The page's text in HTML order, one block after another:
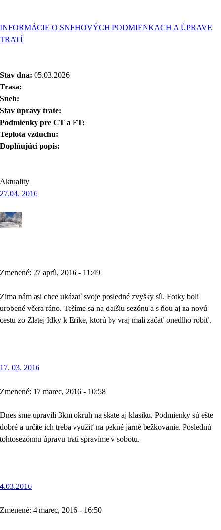
INFORMÁCIE O SNEHOVÝCH PODMIENKACH A ÚPRAVE
TRATÍ
Stav dna: 05.03.2026
Trasa:
Sneh:
Stav úpravy trate:
Podmienky pre CT a FT:
Teplota vzduchu:
Doplňujúci popis:
Aktuality
27.04. 2016
Zmenené: 27 apríl, 2016 - 11:49
Zima nám asi chce ukázať svoje posledné zvyšky síl. Fotky boli
urobené včera ráno. Tešíme sa na ďalšiu sezónu a s ňou aj na novú
cestu zo Zlatej Idky k Erike, ktorú by vraj mali začať onedlho robiť.
17. 03. 2016
Zmenené: 17 marec, 2016 - 10:58
Dnes sme upravili 3km okruh na skate aj klasiku. Podmienky sú ešte
dobré a určite ich treba využiť na pekné jarné bežkovanie. Poslednú
tohtosezónnu úpravu tratí spravíme v sobotu.
4.03.2016
Zmenené: 4 marec, 2016 - 16:50